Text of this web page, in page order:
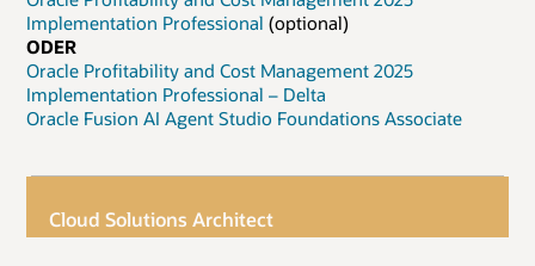
Implementation Professional (optional)
ODER
Oracle Profitability and Cost Management 2025
Implementation Professional – Delta
Oracle Fusion AI Agent Studio Foundations Associate
Cloud Solutions Architect